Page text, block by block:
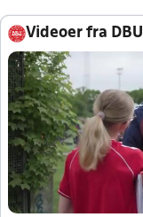
Videoer fra DBU